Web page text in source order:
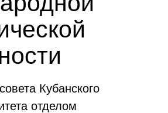
Кубанского
отделом